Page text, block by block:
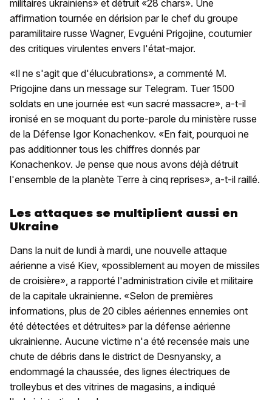
militaires ukrainiens» et détruit «28 chars». Une
affirmation tournée en dérision par le chef du groupe
paramilitaire russe Wagner, Evguéni Prigojine, coutumier
des critiques virulentes envers l'état-major.
«Il ne s'agit que d'élucubrations», a commenté M.
Prigojine dans un message sur Telegram. Tuer 1500
soldats en une journée est «un sacré massacre», a-t-il
ironisé en se moquant du porte-parole du ministère russe
de la Défense Igor Konachenkov. «En fait, pourquoi ne
pas additionner tous les chiffres donnés par
Konachenkov. Je pense que nous avons déjà détruit
l'ensemble de la planète Terre à cinq reprises», a-t-il raillé.
Les attaques se multiplient aussi en
Ukraine
Dans la nuit de lundi à mardi, une nouvelle attaque
aérienne a visé Kiev, «possiblement au moyen de missiles
de croisière», a rapporté l'administration civile et militaire
de la capitale ukrainienne. «Selon de premières
informations, plus de 20 cibles aériennes ennemies ont
été détectées et détruites» par la défense aérienne
ukrainienne. Aucune victime n'a été recensée mais une
chute de débris dans le district de Desnyansky, a
endommagé la chaussée, des lignes électriques de
trolleybus et des vitrines de magasins, a indiqué